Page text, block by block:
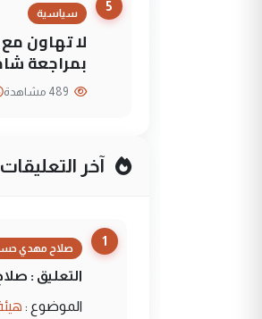
5
سياسية
لا تهاون
بمراجعة
آخر التعليقات
1
صلاح مهدي
التعليق :
الموضوع :